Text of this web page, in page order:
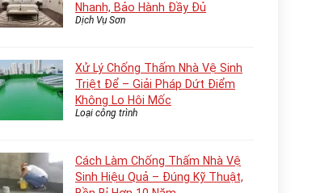
Nhanh, Bảo Hành Đầy Đủ
Dịch Vụ Sơn
Xử Lý Chống Thấm Nhà Vệ Sinh
Triệt Để – Giải Pháp Dứt Điểm
Không Lo Hôi Mốc
Loại công trình
Cách Làm Chống Thấm Nhà Vệ
Sinh Hiệu Quả – Đúng Kỹ Thuật,